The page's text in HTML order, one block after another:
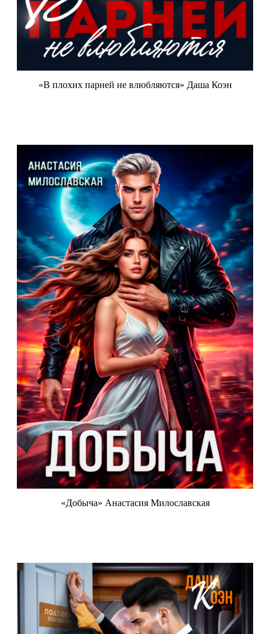
«В плохих парней не влюбляются» Даша Коэн
«Добыча» Анастасия Милославская